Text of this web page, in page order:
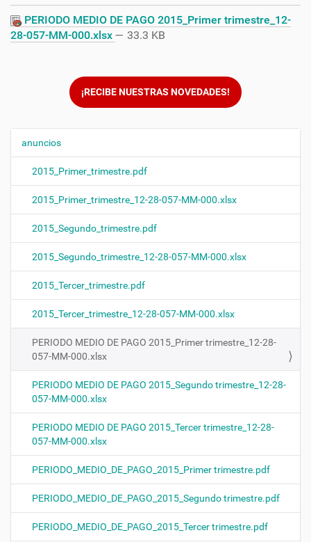
PERIODO MEDIO DE PAGO 2015_Primer trimestre_12-
28-057-MM-000.xlsx — 33.3 KB
¡RECIBE NUESTRAS NOVEDADES!
N
g
i
n
anuncios
2015_Primer_trimestre.pdf
2015_Primer_trimestre_12-28-057-MM-000.xlsx
2015_Segundo_trimestre.pdf
2015_Segundo_trimestre_12-28-057-MM-000.xlsx
2015_Tercer_trimestre.pdf
2015_Tercer_trimestre_12-28-057-MM-000.xlsx
PERIODO MEDIO DE PAGO 2015_Primer trimestre_12-28-
057-MM-000.xlsx
PERIODO MEDIO DE PAGO 2015_Segundo trimestre_12-28-
057-MM-000.xlsx
PERIODO MEDIO DE PAGO 2015_Tercer trimestre_12-28-
057-MM-000.xlsx
PERIODO_MEDIO_DE_PAGO_2015_Primer trimestre.pdf
PERIODO_MEDIO_DE_PAGO_2015_Segundo trimestre.pdf
PERIODO_MEDIO_DE_PAGO_2015_Tercer trimestre.pdf